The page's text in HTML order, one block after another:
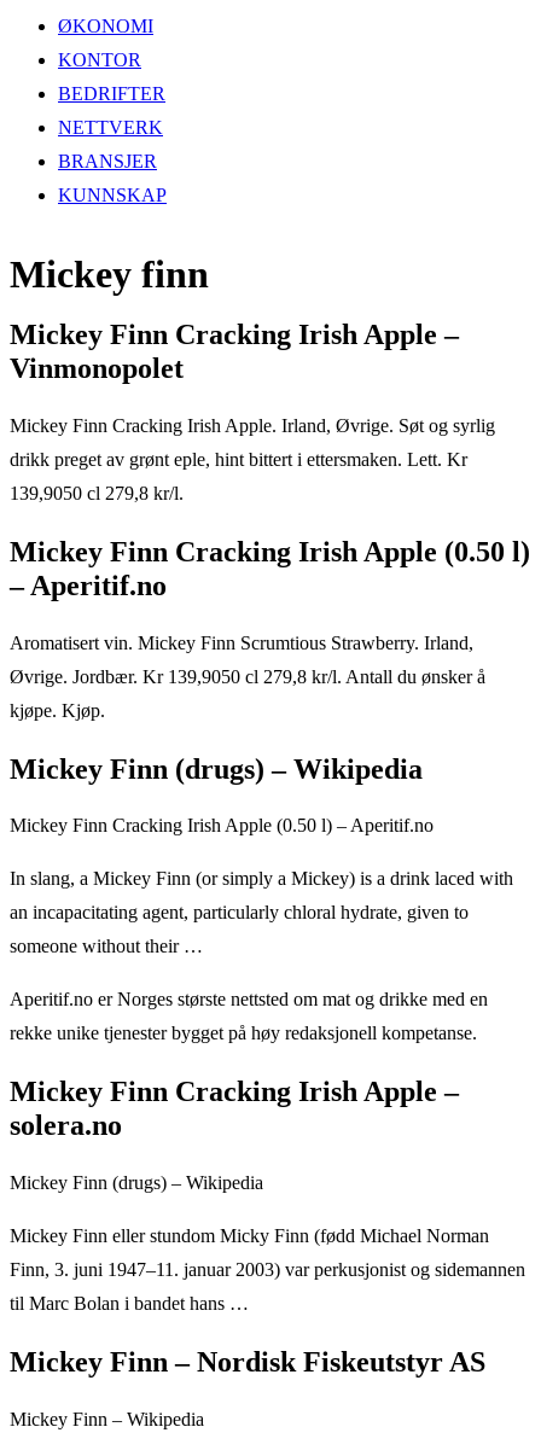
ØKONOMI
KONTOR
BEDRIFTER
NETTVERK
BRANSJER
KUNNSKAP
Mickey finn
Mickey Finn Cracking Irish Apple –
Vinmonopolet
Mickey Finn Cracking Irish Apple. Irland, Øvrige. Søt og syrlig
drikk preget av grønt eple, hint bittert i ettersmaken. Lett. Kr
139,9050 cl 279,8 kr/l.
Mickey Finn Cracking Irish Apple (0.50 l)
– Aperitif.no
Aromatisert vin. Mickey Finn Scrumtious Strawberry. Irland,
Øvrige. Jordbær. Kr 139,9050 cl 279,8 kr/l. Antall du ønsker å
kjøpe. Kjøp.
Mickey Finn (drugs) – Wikipedia
Mickey Finn Cracking Irish Apple (0.50 l) – Aperitif.no
In slang, a Mickey Finn (or simply a Mickey) is a drink laced with
an incapacitating agent, particularly chloral hydrate, given to
someone without their …
Aperitif.no er Norges største nettsted om mat og drikke med en
rekke unike tjenester bygget på høy redaksjonell kompetanse.
Mickey Finn Cracking Irish Apple –
solera.no
Mickey Finn (drugs) – Wikipedia
Mickey Finn eller stundom Micky Finn (fødd Michael Norman
Finn, 3. juni 1947–11. januar 2003) var perkusjonist og sidemannen
til Marc Bolan i bandet hans …
Mickey Finn – Nordisk Fiskeutstyr AS
Mickey Finn – Wikipedia